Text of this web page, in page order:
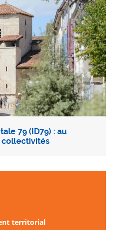
79 (ID79) : au
collectivités
territorial